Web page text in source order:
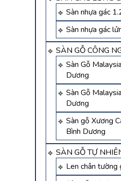
Sàn nhựa gác
Sàn nhựa gác
SÀN GỖ CÔNG
Sàn Gỗ
Dương
Sàn Gỗ
Dương
Sàn gỗ Xương
Bình Dương
SÀN GỖ TỰ
Len chân tường